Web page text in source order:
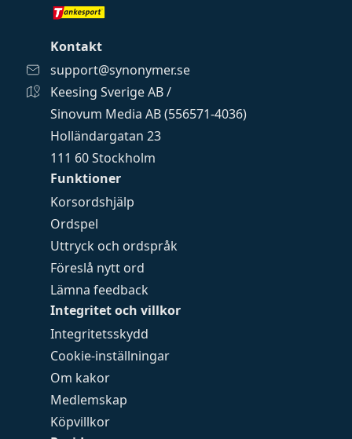
Funktioner
Korsordshjälp
Ordspel
Uttryck och ordspråk
Föreslå nytt ord
Lämna feedback
Integritet och villkor
Integritetsskydd
Cookie-inställningar
Om kakor
Medlemskap
Köpvillkor
Kontakt
support@synonymer.se
Keesing Sverige AB /
Sinovum Media AB (556571-4036)
Holländargatan 23
111 60 Stockholm